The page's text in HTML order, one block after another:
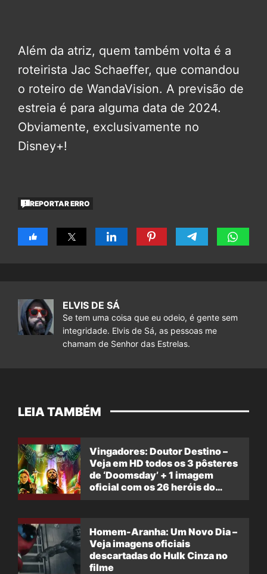
Além da atriz, quem também volta é a
roteirista Jac Schaeffer, que comandou
o roteiro de WandaVision. A previsão de
estreia é para alguma data de 2024.
Obviamente, exclusivamente no
Disney+!
REPORTAR ERRO
ELVIS DE SÁ
Se tem uma coisa que eu odeio, é gente sem
integridade. Elvis de Sá, as pessoas me
chamam de Senhor das Estrelas.
LEIA TAMBÉM
Vingadores: Doutor Destino –
Veja em HD todos os 3 pôsteres
de ‘Doomsday’ + 1 imagem
oficial com os 26 heróis do
Homem-Aranha: Um Novo Dia –
Veja imagens oficiais
descartadas do Hulk Cinza no
filme